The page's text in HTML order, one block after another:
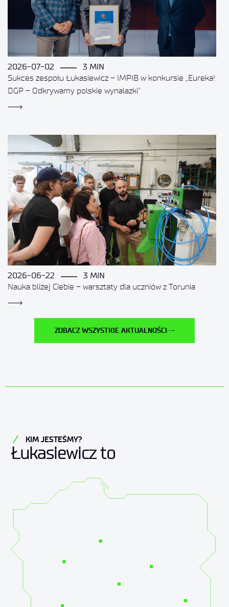
2026-07-02
3 MIN
Sukces zespołu Łukasiewicz – IMPIB w konkursie „Eureka!
DGP – Odkrywamy polskie wynalazki”
2026-06-22
3 MIN
Nauka bliżej Ciebie – warsztaty dla uczniów z Torunia
ZOBACZ WSZYSTKIE AKTUALNOŚCI
KIM JESTEŚMY?
Łukasiewicz to